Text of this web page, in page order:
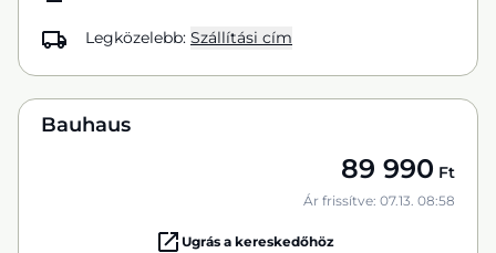
Legközelebb: Szállítási cím
Bauhaus
89 990 Ft
Ár frissítve: 07.13. 08:58
Ugrás a kereskedőhöz